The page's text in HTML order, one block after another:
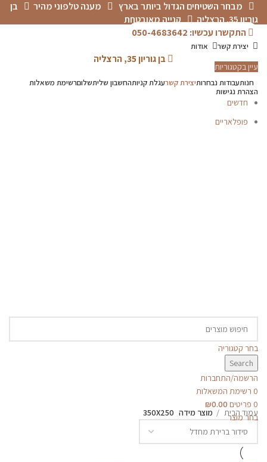
מבחר השטיחים הגדול ביותר בארץ מענה טלפוני מהיר
בן
גוריון 35, הרצליה
קנייה מאובטחת
התקשרו עכשיו: 050-4683642
יצירת קשר אודות
בן גוריון 35, הרצליה
בחר קטגוריה
Search
הרשמה/התחברות
0 רשימת המשאלות
0 פריטים ₪0.00
בחר מוצר
עיין בקטגוריות
חנותעבודות נבחרותיצירת קשרעגלת קניותהחשבון שליתשלוםרשימת משאלות
הצהרת נגישות
חדשים
פופלאריים
שטיחים לפי סוג
שטיחים מודרניים
עמוד הבית
מוצר מידה 350X250